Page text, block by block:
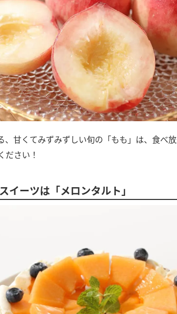
、甘くてみずみずしい旬の「もも」は、食べ
ださい！
イーツは「メロンタルト」